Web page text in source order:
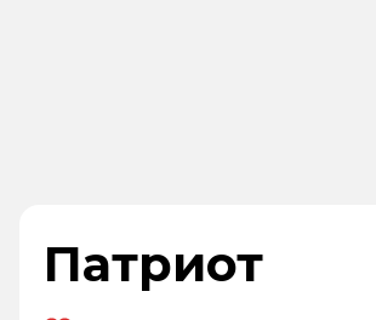
Патриот